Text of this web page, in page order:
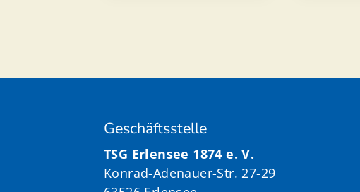
Geschäftsstelle
TSG Erlensee 1874 e. V.
Konrad-Adenauer-Str. 27-29